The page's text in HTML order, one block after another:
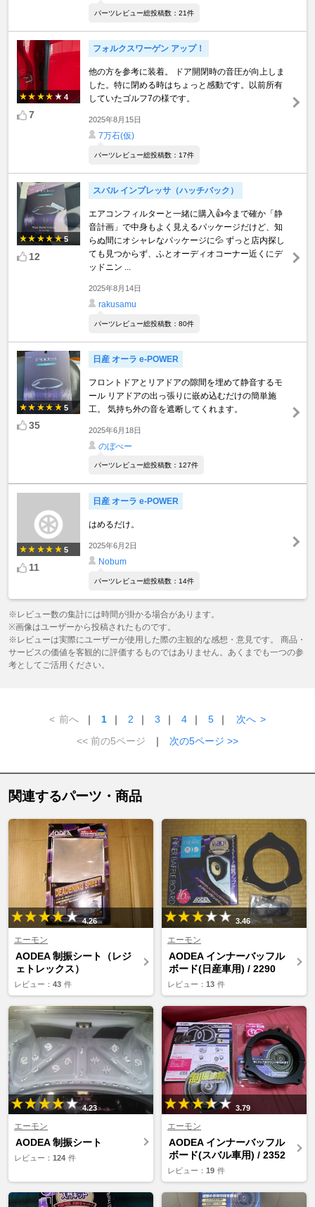
パーツレビュー総投稿数：21件
4
7
フォルクスワーゲン アップ！
他の方を参考に装着。 ドア開閉時の音圧が向上しま
した。特に閉める時はちょっと感動です。以前所有
していたゴルフ7の様です。
2025年8月15日
7万石(仮)
パーツレビュー総投稿数：17件
5
12
スバル インプレッサ（ハッチバック）
エアコンフィルターと一緒に購入👍今まで確か「静
音計画」で中身もよく見えるパッケージだけど、知
らぬ間にオシャレなパッケージに💦 ずっと店内探し
ても見つからず、ふとオーディオコーナー近くにデ
ッドニン ...
2025年8月14日
rakusamu
パーツレビュー総投稿数：80件
5
35
日産 オーラ e-POWER
フロントドアとリアドアの隙間を埋めて静音するモ
ール リアドアの出っ張りに嵌め込むだけの簡単施
工。 気持ち外の音を遮断してくれます。
2025年6月18日
のぼべー
パーツレビュー総投稿数：127件
5
11
日産 オーラ e-POWER
はめるだけ。
2025年6月2日
Nobum
パーツレビュー総投稿数：14件
※レビュー数の集計には時間が掛かる場合があります。
※画像はユーザーから投稿されたものです。
※レビューは実際にユーザーが使用した際の主観的な感想・意見です。 商品・
サービスの価値を客観的に評価するものではありません。あくまでも一つの参
考としてご活用ください。
< 前へ ｜ 1 ｜ 2 ｜ 3 ｜ 4 ｜ 5 ｜ 次へ >
<< 前の5ページ
｜ 次の5ページ >>
関連するパーツ・商品
4.26
エーモン
AODEA 制振シート（レジ
ェトレックス）
レビュー： 43 件
3.46
エーモン
AODEA インナーバッフル
ボード(日産車用) / 2290
レビュー： 13 件
4.23
エーモン
AODEA 制振シート
レビュー： 124 件
3.79
エーモン
AODEA インナーバッフル
ボード(スバル車用) / 2352
レビュー： 19 件